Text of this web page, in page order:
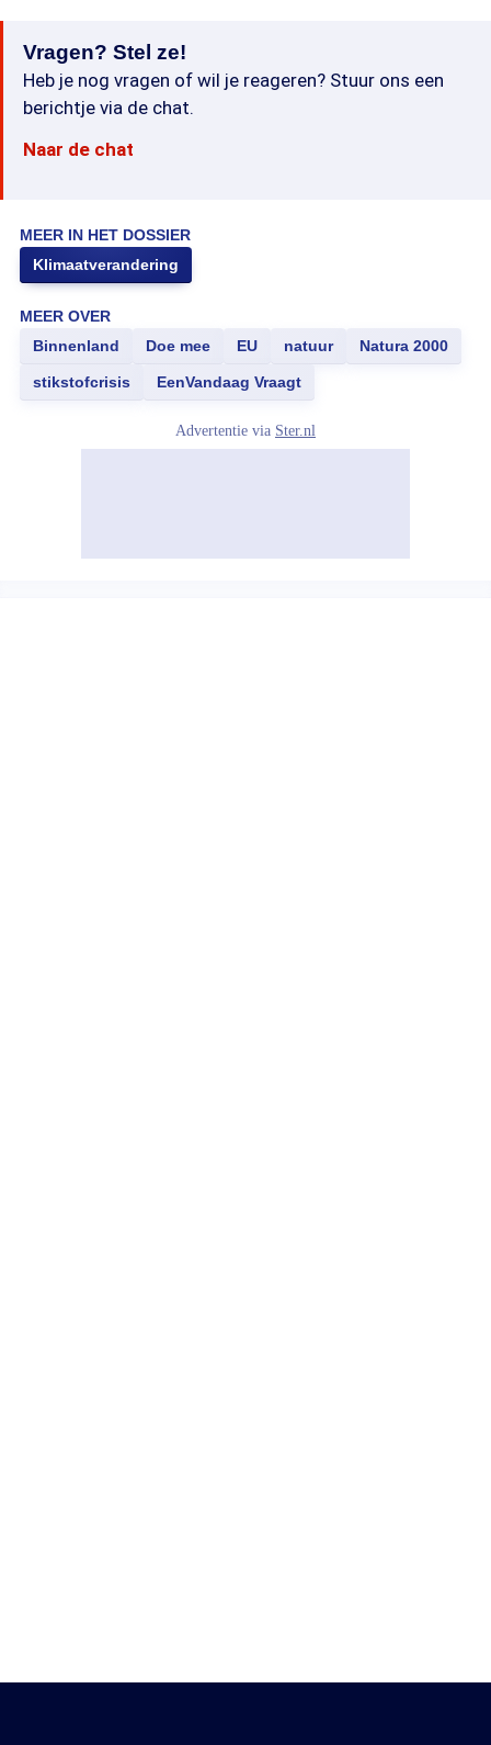
Vragen? Stel ze!
Heb je nog vragen of wil je reageren? Stuur ons een
berichtje via de chat.
Naar de chat
MEER IN HET DOSSIER
Klimaatverandering
MEER OVER
Binnenland
Doe mee EU natuur Natura 2000
stikstofcrisis EenVandaag Vraagt
Advertentie via Ster.nl